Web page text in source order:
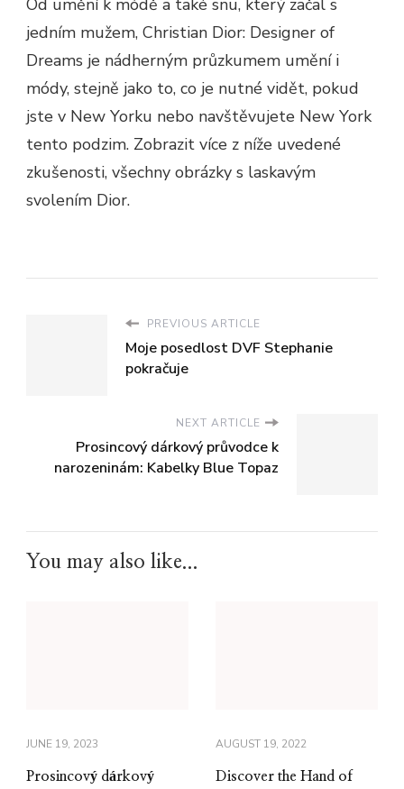
Od umění k módě a také snu, který začal s
jedním mužem, Christian Dior: Designer of
Dreams je nádherným průzkumem umění i
módy, stejně jako to, co je nutné vidět, pokud
jste v New Yorku nebo navštěvujete New York
tento podzim. Zobrazit více z níže uvedené
zkušenosti, všechny obrázky s laskavým
svolením Dior.
PREVIOUS ARTICLE
Moje posedlost DVF Stephanie
pokračuje
NEXT ARTICLE
Prosincový dárkový průvodce k
narozeninám: Kabelky Blue Topaz
You may also like...
JUNE 19, 2023
Prosincový dárkový
AUGUST 19, 2022
Discover the Hand of